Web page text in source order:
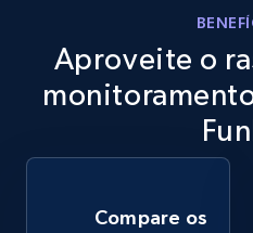
URL, Product id, Title,
Seller reviews,
more.
2.5K+ 358+
Aproveite o
Compare os